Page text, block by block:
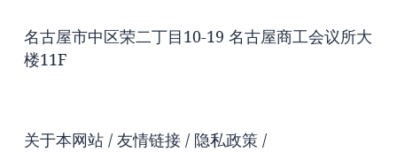
名古屋市中区荣二丁目10-19 名古屋商工会议所大
楼11F
关于本网站 友情链接 隐私政策